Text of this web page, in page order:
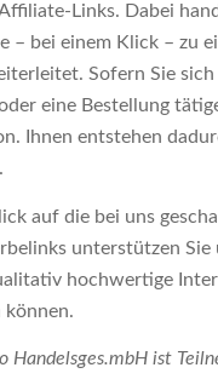
Links. Dabei
– bei einem Klick – zu
Sofern Sie
eine Bestellung
Ihnen entstehen
auf die bei uns
unterstützen
hochwertige
können.
Handelsges.mbH ist